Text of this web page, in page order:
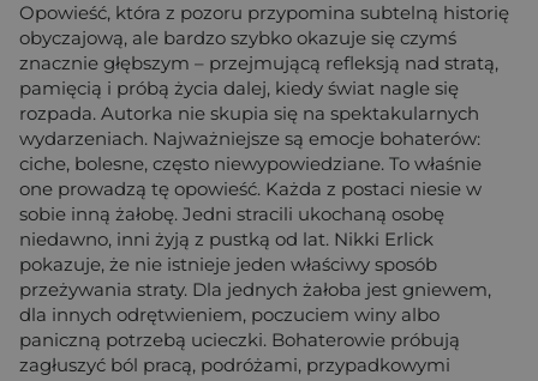
Opowieść, która z pozoru przypomina subtelną historię
obyczajową, ale bardzo szybko okazuje się czymś
znacznie głębszym – przejmującą refleksją nad stratą,
pamięcią i próbą życia dalej, kiedy świat nagle się
rozpada. Autorka nie skupia się na spektakularnych
wydarzeniach. Najważniejsze są emocje bohaterów:
ciche, bolesne, często niewypowiedziane. To właśnie
one prowadzą tę opowieść. Każda z postaci niesie w
sobie inną żałobę. Jedni stracili ukochaną osobę
niedawno, inni żyją z pustką od lat. Nikki Erlick
pokazuje, że nie istnieje jeden właściwy sposób
przeżywania straty. Dla jednych żałoba jest gniewem,
dla innych odrętwieniem, poczuciem winy albo
paniczną potrzebą ucieczki. Bohaterowie próbują
zagłuszyć ból pracą, podróżami, przypadkowymi